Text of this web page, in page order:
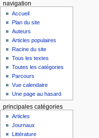
navigation
Accueil
Plan du site
Auteurs
Articles populaires
Racine du site
Tous les textes
Toutes les catégories
Parcours
Vue calendaire
Une page au hasard
principales catégories
Articles
Journaux
Littérature